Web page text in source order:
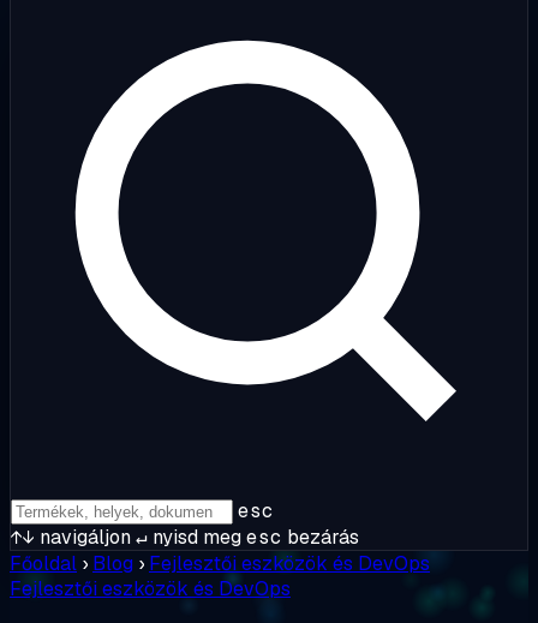
esc
↑↓ navigáljon↵ nyisd megesc bezárás
Főoldal › Blog › Fejlesztői eszközök és DevOps
Fejlesztői eszközök és DevOps